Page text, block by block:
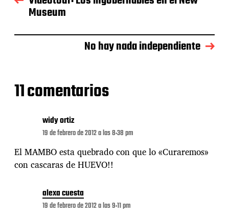
l
n
a
Museum
No hay nada independiente
11 comentarios
widy ortiz
19 de febrero de 2012 a las 8:38 pm
El MAMBO esta quebrado con que lo «Curaremos»
con cascaras de HUEVO!!
alexa cuesta
19 de febrero de 2012 a las 9:11 pm